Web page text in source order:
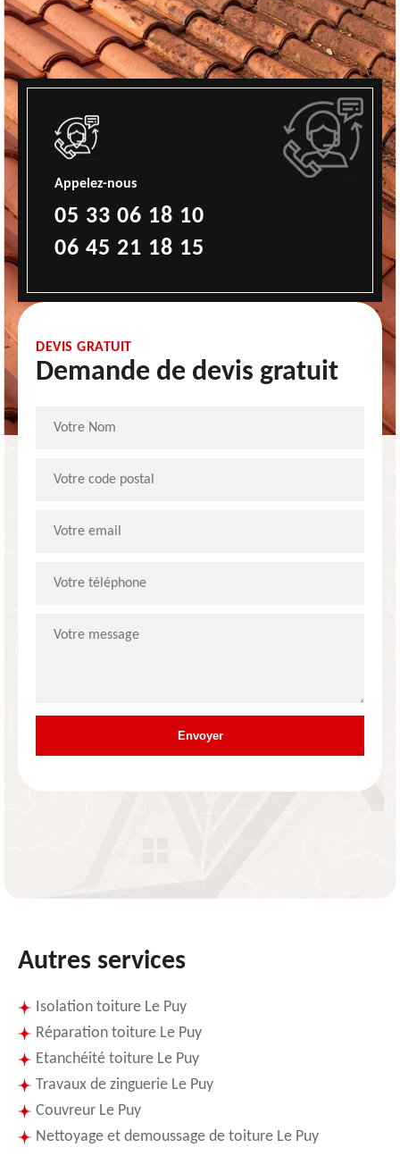
Appelez-nous
05 33 06 18 10
06 45 21 18 15
DEVIS GRATUIT
Demande de devis gratuit
Autres services
Isolation toiture Le Puy
Réparation toiture Le Puy
Etanchéité toiture Le Puy
Travaux de zinguerie Le Puy
Couvreur Le Puy
Nettoyage et demoussage de toiture Le Puy